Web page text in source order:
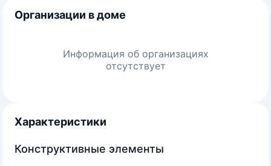
Организации в доме
Информация об организациях
отсутствует
Характеристики
Конструктивные элементы